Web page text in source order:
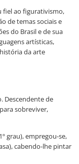
fiel ao figurativismo,
de temas sociais e
do Brasil e de sua
artísticas,
da arte
Descendente de
sobreviver,
grau), empregou-se,
cabendo-lhe pintar